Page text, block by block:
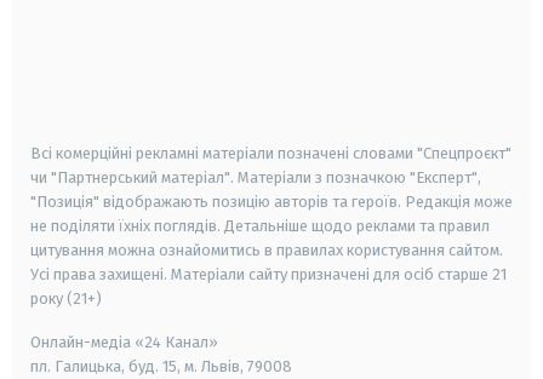
Всі комерційні рекламні матеріали позначені словами "Спецпроєкт"
чи "Партнерський матеріал". Матеріали з позначкою "Експерт",
"Позиція" відображають позицію авторів та героїв. Редакція може
не поділяти їхніх поглядів. Детальніше щодо реклами та правил
цитування можна ознайомитись в правилах користування сайтом.
Усі права захищені. Матеріали сайту призначені для осіб старше 21
року (21+)
Онлайн-медіа «24 Канал»
пл. Галицька, буд. 15, м. Львів, 79008